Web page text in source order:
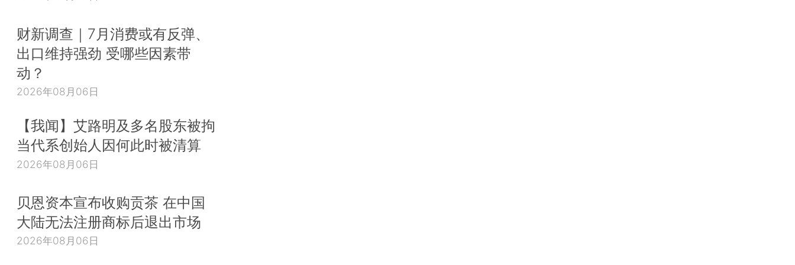
财新调查｜7月消费或有反弹、
出口维持强劲 受哪些因素带
动？
2026年08月06日
【我闻】艾路明及多名股东被拘
当代系创始人因何此时被清算
2026年08月06日
贝恩资本宣布收购贡茶 在中国
大陆无法注册商标后退出市场
2026年08月06日